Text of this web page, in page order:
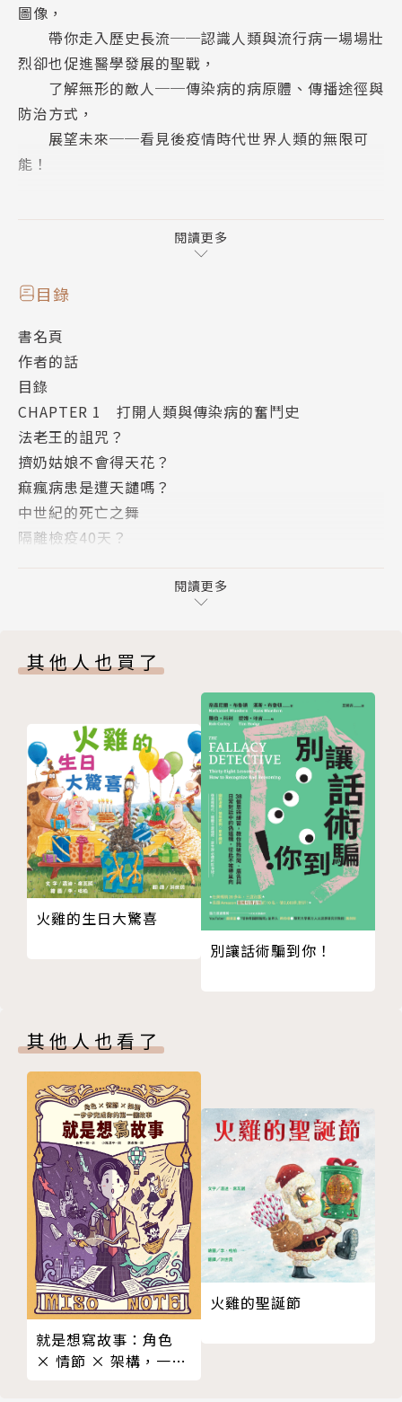
圖像，
帶你走入歷史長流──認識人類與流行病一場場壯
烈卻也促進醫學發展的聖戰，
了解無形的敵人──傳染病的病原體、傳播途徑與
防治方式，
展望未來──看見後疫情時代世界人類的無限可
能！
★ 黑死病大流行，是藝術畫中「死亡之舞」的啟
★ 順水傳播的霍亂，開啟了現代公共衛生的觀
★ 拿破崙竟是靠傳染病打勝仗？
★小兒麻痺曾是爸媽最可怕的夢靨？
★ 當年「勤洗手」的提倡者，竟然被送進精神病
院？
★ 除了新冠肺炎，數十年前臺灣已經是瘧疾防疫
全球模範生？
★ 疫苗是怎麼發明出來的？
★ 從死裡走一遭的康復者，可以捐血救別人嗎？
★ 傳染病也有金字塔，重症病人竟只是冰山一
★ 數學課學到的等比級數，竟可以用來計算傳染
★ 篩檢後所出現的陽性、陰性、偽陽性、偽陰
★ 一場疫情改變了全世界，在後疫情時期，人們
又該怎麼生活呢？
2019年底，COVID-19席捲而來，為全世界帶來前
所未有的衝擊。這是一場看不見敵人的奮戰，需要各國
政府的各項防疫措施和物資管控，以及全民的配合。
然而，這也是一場看不見盡頭的戰爭，不論是迎戰
COVID-19這個超強大病毒，以及後續更多可怕的變種
病毒，還有未來不知何時又會再引爆的其他流行傳染
《小大人的公衛素養課》一書由曾被紐約時報盛讚
為「臺灣疫戰祕密武器」、全球知名流行病學專家的
前副總統陳建仁院士，偕同人氣兒童科普作家胡妙芬
共同撰寫，期待透過簡明易懂的文字，具設計感又講求
科學正確性的圖像，帶領所有青少年及陪同閱讀的師長
與家長，共同上一堂淺顯易懂紙上防疫素養課，藉此循
序漸進建立流行病學與預防醫學的裝備知識。讓我們一
起以正確的科學認知，迎戰所有隱身的未知病原體，期
待有一天全世界人類能解決共同的問題。
◎由淺入深四堂課，裝備好公共衛生基礎知識與素
養
● Chapter 1 打開人類與傳染病的奮鬥史
在人類的歷史上，可怕的傳染病曾經使得民族滅
閱讀更多
目錄
書名頁
作者的話
目錄
CHAPTER 1 打開人類與傳染病的奮鬥史
法老王的詛咒？
擠奶姑娘不會得天花？
痲瘋病患是遭天譴嗎？
中世紀的死亡之舞
隔離檢疫40天？
瘧疾造就了世界各國版圖？
恐怖傳染病在臺灣銷聲匿跡
CHAPTER 2 傳染病的基本觀念
小心！病原體來作亂
生活中最常見的病原體
病原體溜進體內了！
病原體對人體的攻防戰
流行大不同！
不是每個人都會發病
不讓水成為萬病之源
不只人傳人，動物也會傳給人
為什麼又是蝙蝠？
21 世紀的防疫挑戰
CHAPTER 3 傳染病防疫大作戰
不可不知的傳染動力學
越過危險地帶！
防疫形同作戰
誠實為上策的疫情調查
請離我遠一點！
我是不是確診了？
哪一個小鎮適合「普篩」？
什麼是疫苗？
閱讀更多
其他人也買了
火雞的生日大驚喜
別讓話術騙到你！
其他人也看了
就是想寫故事：角色
× 情節 × 架構，一步
火雞的聖誕節